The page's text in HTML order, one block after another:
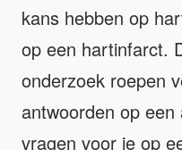
kans hebben op
op een hartinfarct.
onderzoek roepen
antwoorden op
vragen voor je op